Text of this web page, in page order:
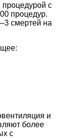
процедурой с
процедур.
смертей на
и
более
с